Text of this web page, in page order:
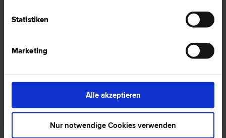
Statistiken
Marketing
Alle akzeptieren
Nur notwendige Cookies verwenden
1 Anwalt - Baurecht in Rekawinkel
Ing.DDr. Hermann WENUSCH
3031 Rekawinkel
0 Bewertungen